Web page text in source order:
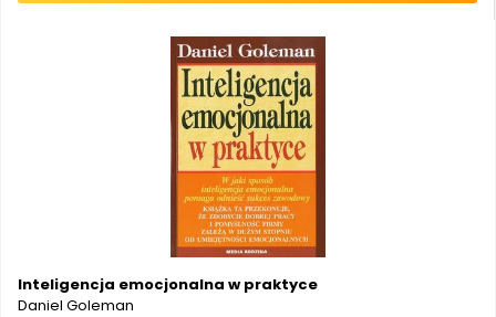
Inteligencja emocjonalna w praktyce
Daniel Goleman